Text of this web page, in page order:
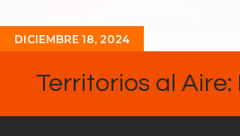
DICIEMBRE 18, 2024
Territorios al